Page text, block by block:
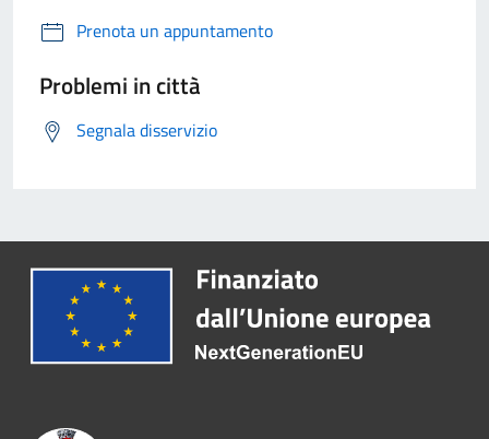
Prenota un appuntamento
Problemi in città
Segnala disservizio